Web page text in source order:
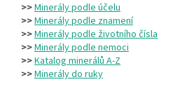
>>Minerály podle účelu
>>Minerály podle znamení
>>Minerály podle životního čísla
>>Minerály podle nemoci
>>Katalog minerálů A-Z
>>Minerály do ruky